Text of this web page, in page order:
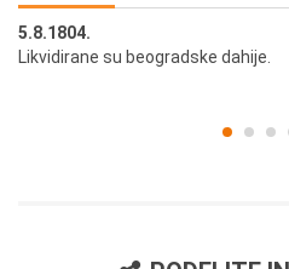
5.8.1804.
Likvidirane su beogradske dahije.